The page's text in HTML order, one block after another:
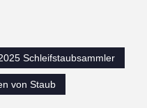
Schleifstaubsammler
von Staub